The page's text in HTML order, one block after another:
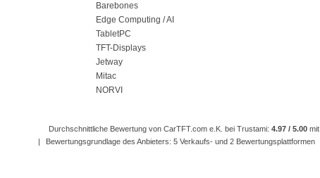
Barebones
Edge Computing / AI
TabletPC
TFT-Displays
Jetway
Mitac
NORVI
Durchschnittliche Bewertung von CarTFT.com e.K. bei Trustami: 4.97 / 5.00mit
|
Bewertungsgrundlage des Anbieters: 5 Verkaufs- und 2 Bewertungsplattformen